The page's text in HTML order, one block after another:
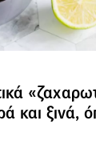
και ξινά,